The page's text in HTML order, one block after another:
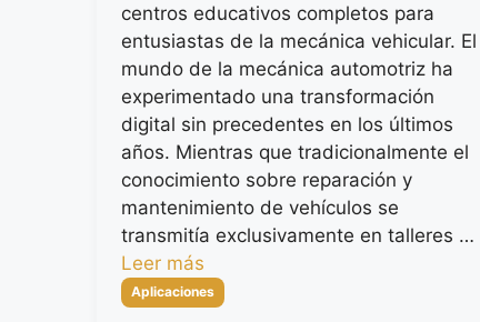
centros educativos completos para
entusiastas de la mecánica vehicular. El
mundo de la mecánica automotriz ha
experimentado una transformación
digital sin precedentes en los últimos
años. Mientras que tradicionalmente el
conocimiento sobre reparación y
mantenimiento de vehículos se
transmitía exclusivamente en talleres …
Leer más
Categorías
Aplicaciones